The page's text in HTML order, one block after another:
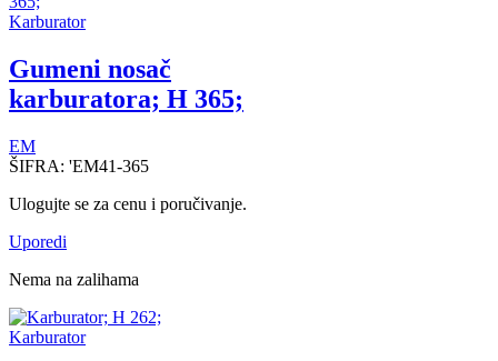
Karburator
Gumeni nosač
karburatora; H 365;
EM
ŠIFRA: 'EM41-365
Ulogujte se za cenu i poručivanje.
Uporedi
Nema na zalihama
Karburator